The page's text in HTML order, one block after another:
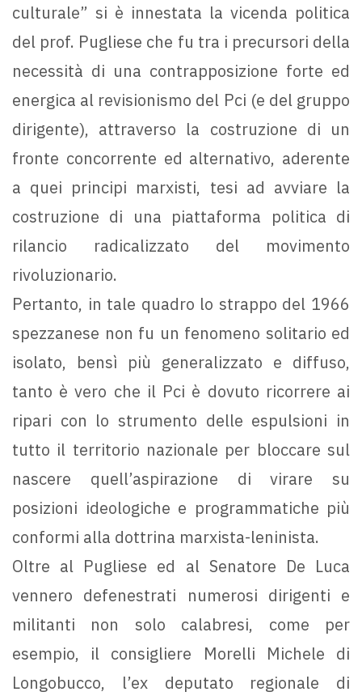
culturale” si è innestata la vicenda politica
del prof. Pugliese che fu tra i precursori della
necessità di una contrapposizione forte ed
energica al revisionismo del Pci (e del gruppo
dirigente), attraverso la costruzione di un
fronte concorrente ed alternativo, aderente
a quei principi marxisti, tesi ad avviare la
costruzione di una piattaforma politica di
rilancio radicalizzato del movimento
rivoluzionario.
Pertanto, in tale quadro lo strappo del 1966
spezzanese non fu un fenomeno solitario ed
isolato, bensì più generalizzato e diffuso,
tanto è vero che il Pci è dovuto ricorrere ai
ripari con lo strumento delle espulsioni in
tutto il territorio nazionale per bloccare sul
nascere quell’aspirazione di virare su
posizioni ideologiche e programmatiche più
conformi alla dottrina marxista-leninista.
Oltre al Pugliese ed al Senatore De Luca
vennero defenestrati numerosi dirigenti e
militanti non solo calabresi, come per
esempio, il consigliere Morelli Michele di
Longobucco, l’ex deputato regionale di